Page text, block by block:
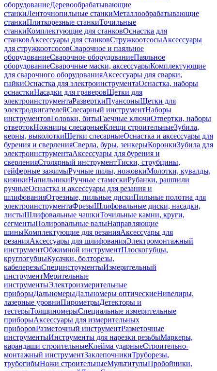
оборудованиеДеревообрабатывающие
станкиЛенточнопильные станкиМеталлообрабатывающие
станкиПлиткорезные станкиТочильные
станкиКомплектующие для станковОснастка для
станковАксессуары для станковСтружкоотсосыАксессуары
для стружкоотсосовСварочное и паяльное
оборудованиеСварочное оборудованиеПаяльное
оборудованиеСварочные маски, аксессуарыКомплектующие
для сварочного оборудованияАксессуары для сварки,
пайкиОснастка для электроинструментаОснастка, наборы
оснасткиНасадки для граверовЩетки для
электроинструментаРазверткиПуансоныЩетки для
электродвигателейСлесарный инструментНаборы
инструментовГоловки, битыГаечные ключиОтвертки, наборы
отвертокНожницы слесарныеКлещи строительныеЗубила,
керны, выколоткиЩетки слесарныеОснастка и аксессуары для
бурения и сверленияСверла, буры, зенкерыКоронкиЗубила для
электроинструментаАксессуары для бурения и
сверленияСтолярный инструментТиски, струбцины,
гейферные зажимыРучные пилы, ножовкиМолотки, кувалды,
киянкиНапильникиРучные стамескиРубанки, рашпили
ручныеОснастка и аксессуары для резания и
шлифованияОтрезные, пильные дискиПильные полотна для
электроинструментаФрезыШлифовальные диски, насадки,
листыШлифовальные чашкиТочильные камни, круги,
сегментыПолировальные валыНаправляющие
шиныКомплектующие для резанияАксессуары для
резанияАксессуары для шлифованияЭлектромонтажный
инструментОбжимной инструментПлоскогубцы,
круглогубцыКусачки, болторезы,
кабелерезыСпецинструментыИзмерительный
инструментМерительные
инструментыЭлектроизмерительные
приборыДальномерыДальномеры оптическиеНивелиры,
лазерные уровниПирометрыДетекторы и
тестерыТолщиномерыСпециальные измерительные
приборыАксессуары для измерительных
приборовРазметочный инструментРазметочные
инструментыИнструменты для нарезки резьбыМаркеры,
карандаши строительныеКлейма ударныеСтроительно-
монтажный инструментЗаклепочникиТруборезы,
трубогибыНожи строительныеМультитулыПробойники,